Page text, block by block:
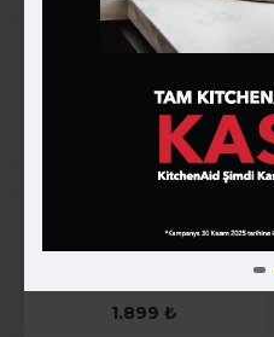
STOKTA YOK
Royal Sarı Çiçek Desenli
Kase 17 cm.
3.199 ₺
1.899 ₺